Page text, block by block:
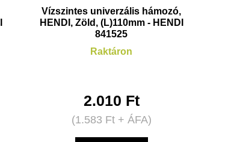
Vízszintes univerzális hámozó,
HENDI, Zöld, (L)110mm - HENDI
841525
Raktáron
2.010 Ft
(1.583 Ft+ ÁFA)